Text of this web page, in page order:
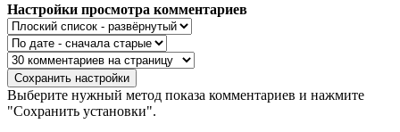
Настройки просмотра комментариев
Выберите нужный метод показа комментариев и нажмите
"Сохранить установки".